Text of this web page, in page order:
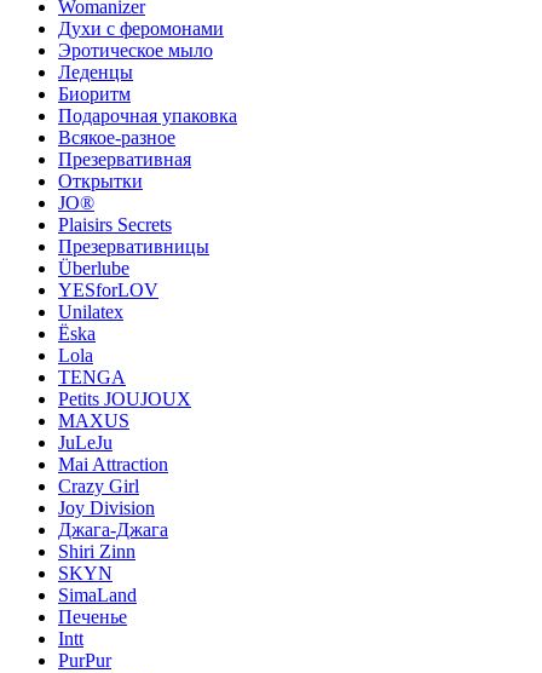
Womanizer
Духи с феромонами
Эротическое мыло
Леденцы
Биоритм
Подарочная упаковка
Всякое-разное
Презервативная
Открытки
JO®
Plaisirs Secrets
Презервативницы
Überlube
YESforLOV
Unilatex
Ёska
Lola
TENGA
Petits JOUJOUX
MAXUS
JuLeJu
Mai Attraction
Crazy Girl
Joy Division
Джага-Джага
Shiri Zinn
SKYN
SimaLand
Печенье
Intt
PurPur